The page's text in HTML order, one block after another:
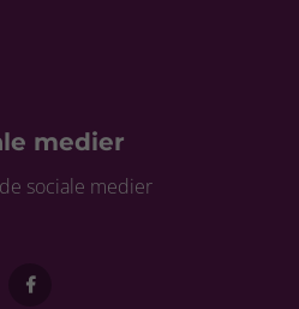
medier
sociale medier